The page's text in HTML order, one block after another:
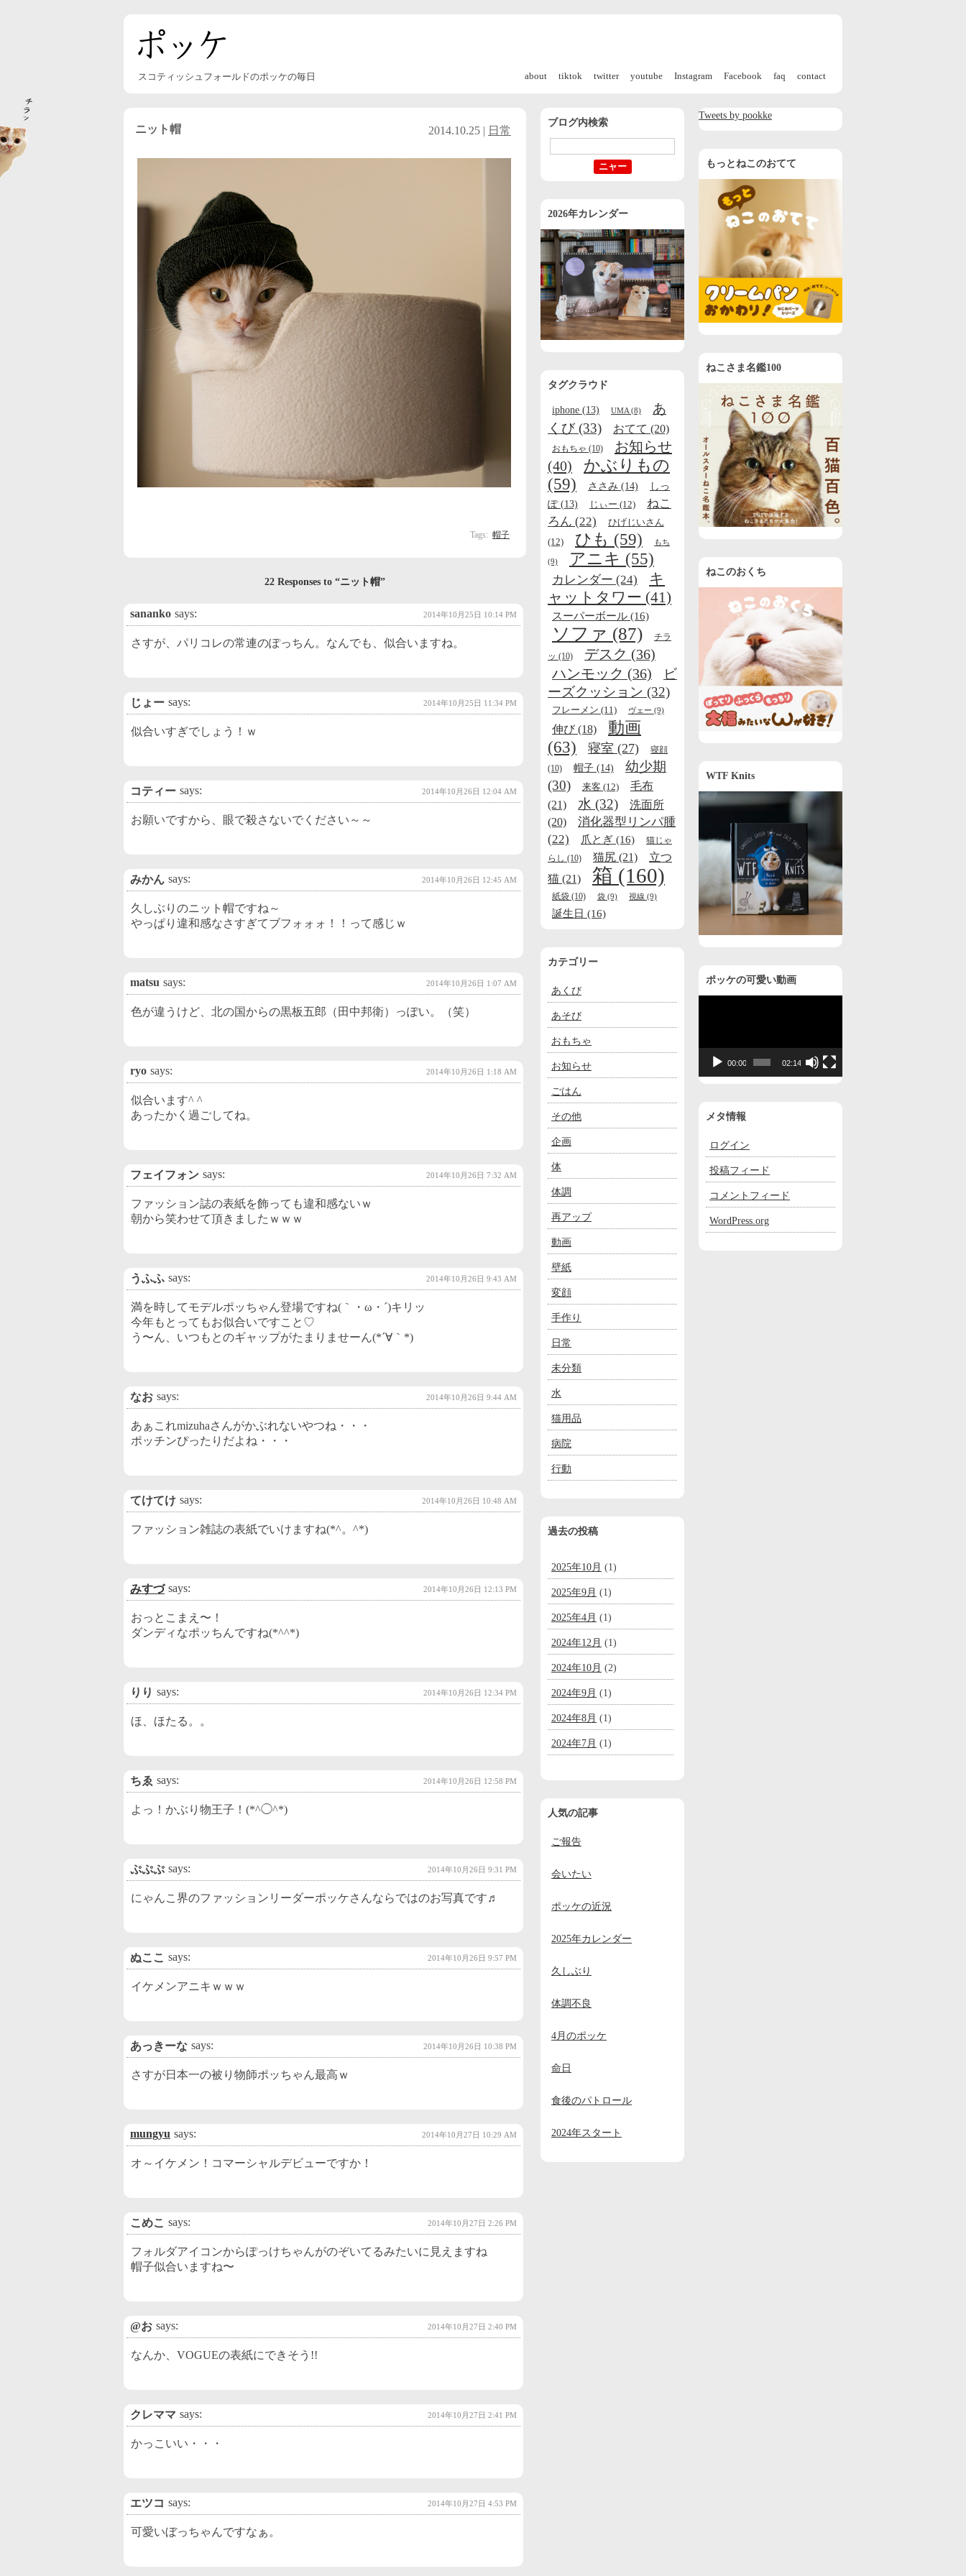
スコティッシュフォールドのポッケの毎日 about tiktok twitter youtube Instagram Facebook faq contact
ニット帽 2014.10.25 | 日常
Tags: 帽子
22 Responses to “ニット帽”
sananko says: 2014年10月25日 10:14 PM
さすが、パリコレの常連のぽっちん。なんでも、似合いますね。
じょー says: 2014年10月25日 11:34 PM
似合いすぎでしょう！ｗ
コティー says: 2014年10月26日 12:04 AM
お願いですから、眼で殺さないでください～～
みかん says: 2014年10月26日 12:45 AM
久しぶりのニット帽ですね～
やっぱり違和感なさすぎてブフォォォ！！って感じｗ
matsu says: 2014年10月26日 1:07 AM
色が違うけど、北の国からの黒板五郎（田中邦衛）っぽい。（笑）
ryo says: 2014年10月26日 1:18 AM
似合います^ ^
あったかく過ごしてね。
フェイフォン says: 2014年10月26日 7:32 AM
ファッション誌の表紙を飾っても違和感ないｗ
朝から笑わせて頂きましたｗｗｗ
うふふ says: 2014年10月26日 9:43 AM
満を時してモデルポッちゃん登場ですね(｀・ω・´)キリッ
今年もとってもお似合いですこと♡
う〜ん、いつもとのギャップがたまりませーん(*´∀｀*)
なお says: 2014年10月26日 9:44 AM
あぁこれmizuhaさんがかぶれないやつね・・・
ポッチンぴったりだよね・・・
てけてけ says: 2014年10月26日 10:48 AM
ファッション雑誌の表紙でいけますね(*^。^*)
みすづ says: 2014年10月26日 12:13 PM
おっとこまえ〜！
ダンディなポッちんですね(*^^*)
りり says: 2014年10月26日 12:34 PM
ほ、ほたる。。
ちゑ says: 2014年10月26日 12:58 PM
よっ！かぶり物王子！(*^◯^*)
ぷぷぷ says: 2014年10月26日 9:31 PM
にゃんこ界のファッションリーダーポッケさんならではのお写真です♬
ぬここ says: 2014年10月26日 9:57 PM
イケメンアニキｗｗｗ
あっきーな says: 2014年10月26日 10:38 PM
さすが日本一の被り物師ポッちゃん最高ｗ
mungyu says: 2014年10月27日 10:29 AM
オ～イケメン！コマーシャルデビューですか！
こめこ says: 2014年10月27日 2:26 PM
フォルダアイコンからぽっけちゃんがのぞいてるみたいに見えますね
帽子似合いますね〜
@お says: 2014年10月27日 2:40 PM
なんか、VOGUEの表紙にできそう!!
クレママ says: 2014年10月27日 2:41 PM
かっこいい・・・
エツコ says: 2014年10月27日 4:53 PM
可愛いぼっちゃんですなぁ。
ブログ内検索
2026年カレンダー
タグクラウド
iphone (13) UMA (8)
あ
くび(33) おてて (20)
おもちゃ (10)
お知らせ
(40)
かぶりもの
(59)
ささみ (14)
しっ
ぽ(13) じぃー (12)
ねこ
ろん (22)
ひげじいさん
(12)
ひも (59) もち
(9) アニキ (55)
カレンダー (24)
キ
ャットタワー (41)
スーパーボール (16)
ソファ (87)
チラ
ッ (10) デスク (36)
ハンモック (36)
ビ
ーズクッション (32)
フレーメン (11) ヴェー (9)
伸び (18)
動画
(63)
寝室 (27)
寝顔
(10)
帽子 (14)
幼少期
(30)
来客 (12)
毛布
(21)
水 (32)
洗面所
(20)
消化器型リンパ腫
(22)
爪とぎ (16)
猫じゃ
らし (10) 猫尻 (21)
立つ
猫 (21) 箱 (160)
紙袋 (10) 袋 (9) 視線 (9)
誕生日 (16)
カテゴリー
あくび
あそび
おもちゃ
お知らせ
ごはん
その他
企画
体
体調
再アップ
動画
壁紙
変顔
手作り
日常
未分類
水
猫用品
病院
行動
過去の投稿
2025年10月 (1)
2025年9月 (1)
2025年4月 (1)
2024年12月 (1)
2024年10月 (2)
2024年9月 (1)
2024年8月 (1)
2024年7月 (1)
2024年4月
2024年3月
2024年2月
2023年11月(2)
2023年10月
2023年6月
2023年5月 (1)
人気の記事
ご報告
会いたい
ポッケの近況
2025年カレンダー
久しぶり
体調不良
4月のポッケ
命日
食後のパトロール
2024年スタート
Tweets by pookke
もっとねこのおてて
ねこさま名鑑100
ねこのおくち
WTF Knits
ポッケの可愛い動画
レ
00:00 02:14
メタ情報
ログイン
投稿フィード
コメントフィード
WordPress.org